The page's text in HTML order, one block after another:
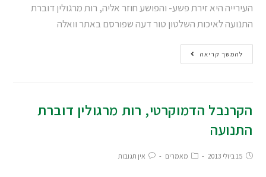
העירייה היא זירת פשע- והפושע חוזר אליה, רות מרגולין דוברת
התנועה לאיכות השלטון טור דעה שפורסם באתר וואלה
להמשך קריאה
הקרנבל הדמוקרטי, רות מרגולין דוברת
התנועה
15 ביולי 2013 מאמרים אין תגובות